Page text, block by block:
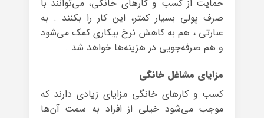
حمایت از کسب و کارهای خانگی، می‌توانند با
صرف پولی بسیار کمتر، این کار را بکنند . به
عبارتی ، هم به کاهش نرخ بیکاری کمک می‌شود
و هم صرفه‌جویی در هزینه‌ها خواهد شد .
مزایای مشاغل خانگی
کسب و کارهای خانگی مزایای زیادی دارند که
موجب می‌شود خیلی از افراد به سمت آن‌ها